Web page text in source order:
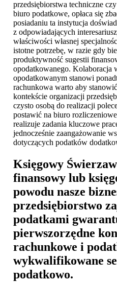
przedsiębiorstwa techniczne
biuro podatkowe, opłaca się
posiadaniu ta instytucja
z odpowiadających
właściwości własnej
istotne potrzebę, w razie gdy
produktywność sugestii
opodatkowanego. Kolaboracja
opodatkowanym stanowi
rachunkowa warto aby
kontekście organizacji
czysto osobą do realizacji
postawić na biuro
realizuje zadania kluczowe
jednocześnie zaangażowanie
dotyczących podatków
Księgowy
finansowy lub
powodu nasze
przedsiębiorstwo
podatkami
pierwszorzędne
rachunkowe i
wykwalifikowane
podatkowo.